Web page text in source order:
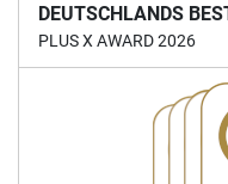
DEUTSCHLANDS
PLUS X AWARD 2026